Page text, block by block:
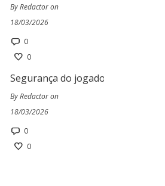
By Redactor on
18/03/2026
0
0
Segurança do jogador no Ivibet
By Redactor on
18/03/2026
0
0